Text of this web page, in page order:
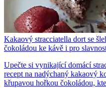
Kakaový stracciatella dort se
čokoládou ke kávě i pro
Upečte si vynikající domácí
recept na nadýchaný kakaový
křupavou hořkou čokoládou,